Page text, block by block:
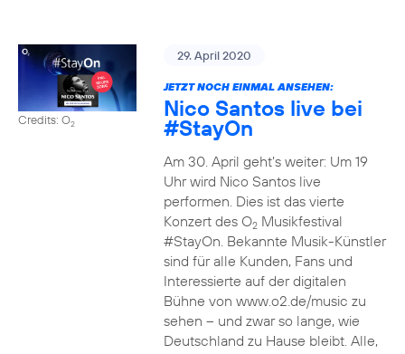
Credits: O2
29. April 2020
JETZT NOCH EINMAL ANSEHEN:
Nico Santos live bei
#StayOn
Am 30. April geht’s weiter: Um 19
Uhr wird Nico Santos live
performen. Dies ist das vierte
Konzert des O2Musikfestival
#StayOn. Bekannte Musik-Künstler
sind für alle Kunden, Fans und
Interessierte auf der digitalen
Bühne von www.o2.de/music zu
sehen – und zwar so lange, wie
Deutschland zu Hause bleibt. Alle,